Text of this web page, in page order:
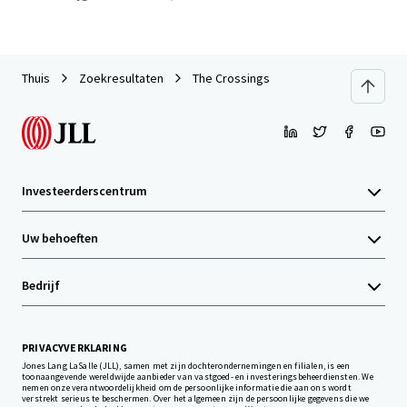
Thuis Zoekresultaten The Crossings
Investeerderscentrum
Uw behoeften
Bedrijf
PRIVACYVERKLARING
Jones Lang LaSalle (JLL), samen met zijn dochterondernemingen en filialen, is een
toonaangevende wereldwijde aanbieder van vastgoed- en investeringsbeheerdiensten. We
nemen onze verantwoordelijkheid om de persoonlijke informatie die aan ons wordt
verstrekt serieus te beschermen. Over het algemeen zijn de persoonlijke gegevens die we